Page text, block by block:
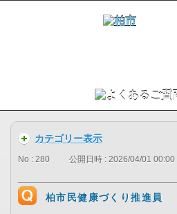
カテゴリー表示
No : 280 公開日時 : 2026/04/01 00:00
柏市民健康づくり推進員